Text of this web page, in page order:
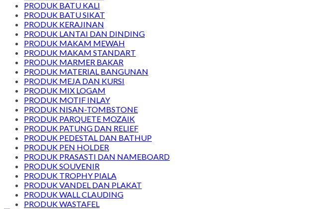
PRODUK BATU KALI
PRODUK BATU SIKAT
PRODUK KERAJINAN
PRODUK LANTAI DAN DINDING
PRODUK MAKAM MEWAH
PRODUK MAKAM STANDART
PRODUK MARMER BAKAR
PRODUK MATERIAL BANGUNAN
PRODUK MEJA DAN KURSI
PRODUK MIX LOGAM
PRODUK MOTIF INLAY
PRODUK NISAN-TOMBSTONE
PRODUK PARQUETE MOZAIK
PRODUK PATUNG DAN RELIEF
PRODUK PEDESTAL DAN BATHUP
PRODUK PEN HOLDER
PRODUK PRASASTI DAN NAMEBOARD
PRODUK SOUVENIR
PRODUK TROPHY PIALA
PRODUK VANDEL DAN PLAKAT
PRODUK WALL CLAUDING
PRODUK WASTAFEL